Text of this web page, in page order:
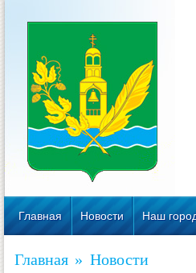
Главная Новости Наш
Главная » Новости